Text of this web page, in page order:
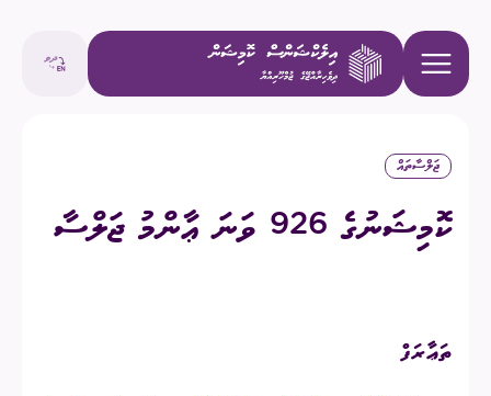
ޖަލްސާތައް
ކޮމިޝަނުގެ 926 ވަނަ ޢާންމު ޖަލްސާ
ތަޢާރަފް